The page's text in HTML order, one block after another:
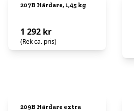
207B Härdare, 1,45 kg
1 292 kr
(Rek ca. pris)
209B Härdare extra